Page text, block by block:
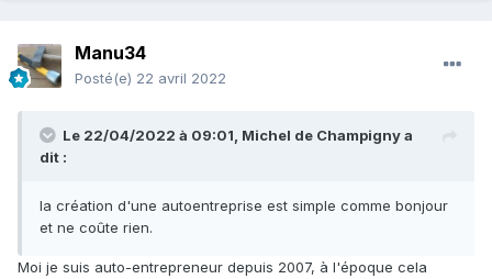
Manu34
Posté(e) 22 avril 2022
Le 22/04/2022 à 09:01, Michel de Champignya
dit :
la création d'une autoentreprise est simple comme bonjour
et ne coûte rien.
Moi je suis auto-entrepreneur depuis 2007, à l'époque cela